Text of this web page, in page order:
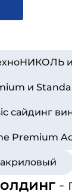
и
сайдинг
Premium
-